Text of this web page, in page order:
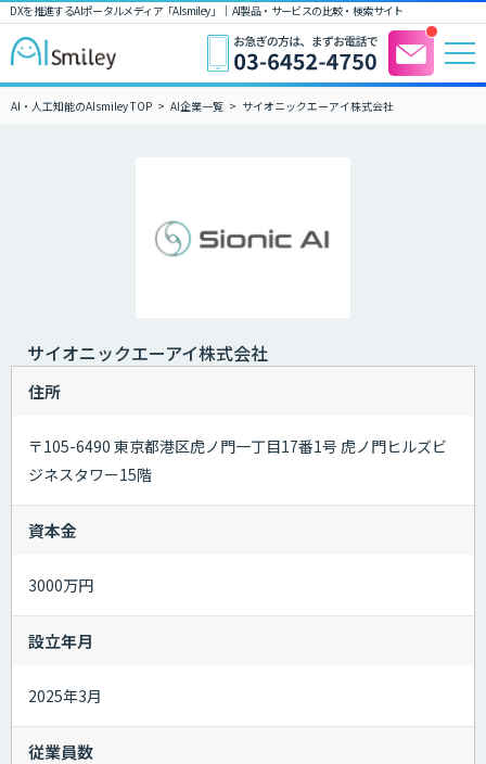
DXを推進するAIポータルメディア「AIsmiley」｜ AI製品・サービスの比較・検索サイト
AI・人工知能のAIsmiley TOP AI企業一覧 サイオニックエーアイ株式会社
サイオニックエーアイ株式会社
住所
〒105-6490 東京都港区虎ノ門一丁目17番1号 虎ノ門ヒルズビ
ジネスタワー15階
資本金
3000万円
設立年月
2025年3月
従業員数